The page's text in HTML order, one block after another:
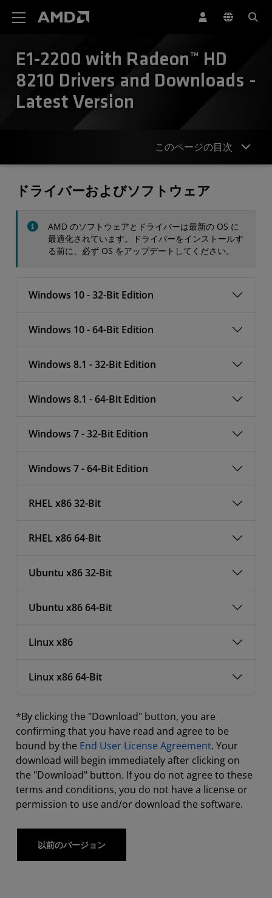
E1-2200 with Radeon™ HD
8210 Drivers and Downloads -
Latest Version
このページの目次
ドライバー
お問合せ
ドライバーおよびソフトウェア
AMD のソフトウェアとドライバーは最新の OS に
最適化されています。ドライバーをインストールす
る前に、必ず OS をアップデートしてください。
Windows 10 - 32-Bit Edition
Windows 10 - 64-Bit Edition
Windows 8.1 - 32-Bit Edition
Windows 8.1 - 64-Bit Edition
Windows 7 - 32-Bit Edition
Windows 7 - 64-Bit Edition
RHEL x86 32-Bit
RHEL x86 64-Bit
Ubuntu x86 32-Bit
Ubuntu x86 64-Bit
Linux x86
Linux x86 64-Bit
*By clicking the "Download" button, you are
confirming that you have read and agree to be
bound by the End User License Agreement. Your
download will begin immediately after clicking on
the "Download" button. If you do not agree to these
terms and conditions, you do not have a license or
permission to use and/or download the software.
以前のバージョン